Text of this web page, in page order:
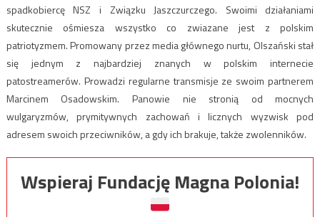
spadkobiercę NSZ i Związku Jaszczurczego. Swoimi działaniami
skutecznie ośmiesza wszystko co zwiazane jest z polskim
patriotyzmem. Promowany przez media głównego nurtu, Olszański stał
się jednym z najbardziej znanych w polskim internecie
patostreamerów. Prowadzi regularne transmisje ze swoim partnerem
Marcinem Osadowskim. Panowie nie stronią od mocnych
wulgaryzmów, prymitywnych zachowań i licznych wyzwisk pod
adresem swoich przeciwników, a gdy ich brakuje, także zwolenników.
Wspieraj Fundację Magna Polonia!